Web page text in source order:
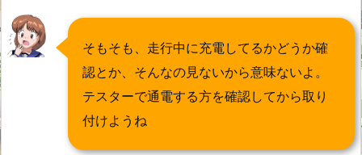
そもそも、走行中に充電してるかどうか確
認とか、そんなの見ないから意味ないよ。
テスターで通電する方を確認してから取り
付けようね